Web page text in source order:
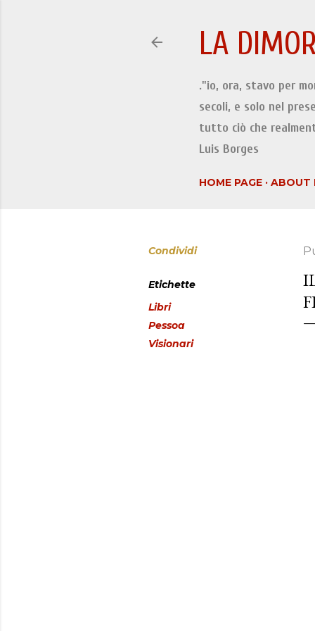
LA
."io, ora, stavo per
secoli, e solo nel
tutto ciò che
Luis Borges
HOME PAGE ABOUT
Condividi
Etichette
Libri
Pessoa
Visionari